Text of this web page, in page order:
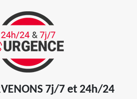
7j/7 et 24h/24